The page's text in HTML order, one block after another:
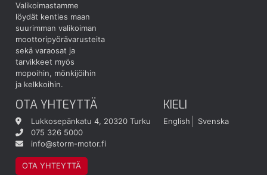
Valikoimastamme
löydät kenties maan
suurimman valikoiman
moottoripyörävarusteita
sekä varaosat ja
tarvikkeet myös
mopoihin, mönkijöihin
ja kelkkoihin.
OTA YHTEYTTÄ
Lukkosepänkatu 4, 20320 Turku
075 326 5000
info@storm-motor.fi
OTA YHTEYTTÄ
KIELI
English Svenska